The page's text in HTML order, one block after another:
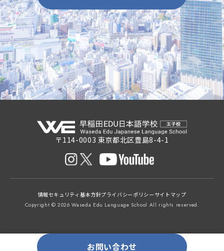
お問い合わせ
〒114-0003 東京都北区豊島8-4-1
情報セキュリティ基本方針プライバシーポリシー サイトマップ
Copyright © 2026 Waseda Edu Language School All rights reserved.